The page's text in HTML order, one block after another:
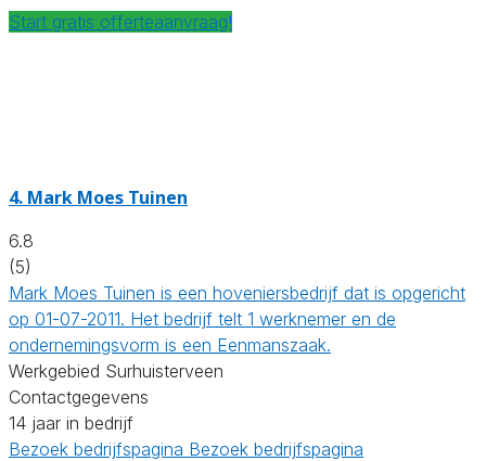
Start gratis offerteaanvraag!
4. Mark Moes Tuinen
6.8
(5)
Mark Moes Tuinen is een hoveniersbedrijf dat is opgericht
op 01-07-2011. Het bedrijf telt 1 werknemer en de
ondernemingsvorm is een Eenmanszaak.
Werkgebied Surhuisterveen
Contactgegevens
14 jaar in bedrijf
Bezoek bedrijfspagina Bezoek bedrijfspagina